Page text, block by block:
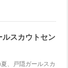
ルスカウトセン
、戸隠ガールスカ